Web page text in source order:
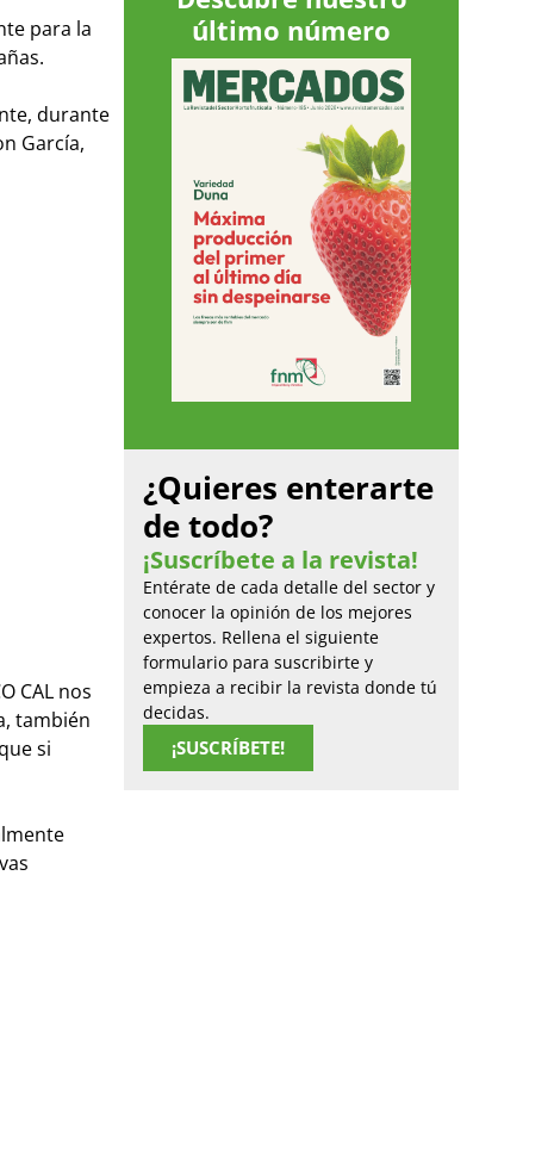
para la
durante
García,
CAL nos
también
si
último número
¿Quieres enterarte
de todo?
¡Suscríbete a la revista!
Entérate de cada detalle del sector y
conocer la opinión de los mejores
expertos. Rellena el siguiente
formulario para suscribirte y
empieza a recibir la revista donde tú
decidas.
¡SUSCRÍBETE!